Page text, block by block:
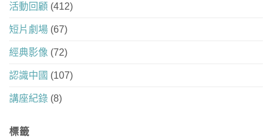
活動回顧 (412)
短片劇場 (67)
經典影像 (72)
認識中國 (107)
講座紀錄 (8)
標籤